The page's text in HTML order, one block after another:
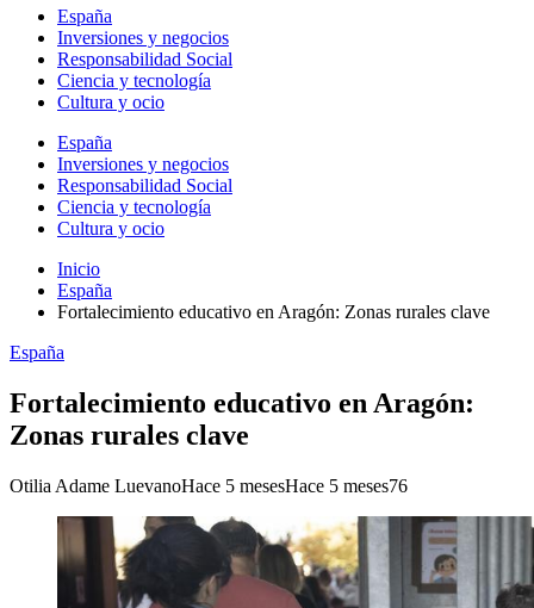
España
Inversiones y negocios
Responsabilidad Social
Ciencia y tecnología
Cultura y ocio
España
Inversiones y negocios
Responsabilidad Social
Ciencia y tecnología
Cultura y ocio
Inicio
España
Fortalecimiento educativo en Aragón: Zonas rurales clave
España
Fortalecimiento educativo en Aragón:
Zonas rurales clave
Otilia Adame LuevanoHace 5 mesesHace 5 meses76